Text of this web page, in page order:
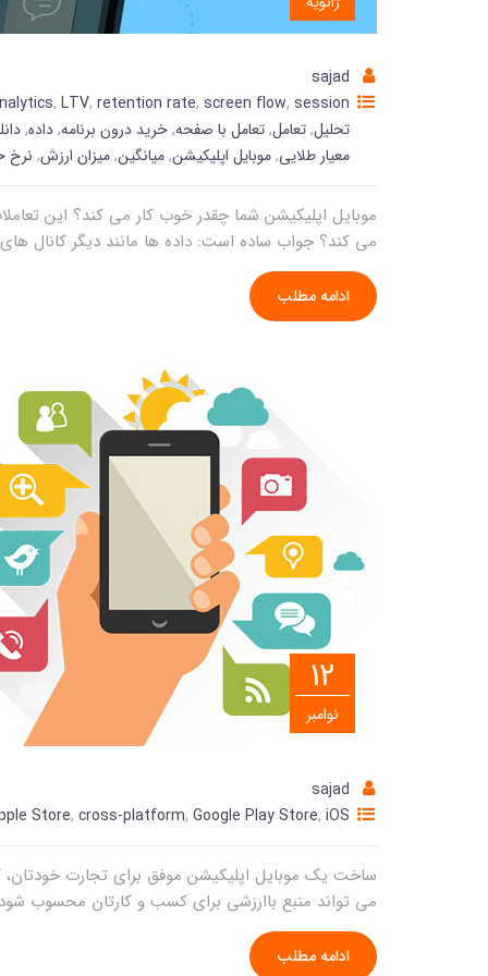
sajad
, LTV, retention rate, screen flow, session
تحلیل,تعامل,تعامل با صفحه,خرید درون برنامه,داده,
معیار طلایی,موبایل اپلیکیشن,میانگین,میزان ارزش, نرخ
موبایل اپلیکیشن شما چقدر خوب کار می کند؟ این
می کند؟ جواب ساده است: داده ها مانند دیگر کانال
ادامه مطلب
12
نوامبر
sajad
Store, cross-platform, Google Play Store, iOS
ساخت یک موبایل اپلیکیشن موفق برای تجارت
می تواند منبع باارزشی برای کسب و کارتان محسوب
ادامه مطلب